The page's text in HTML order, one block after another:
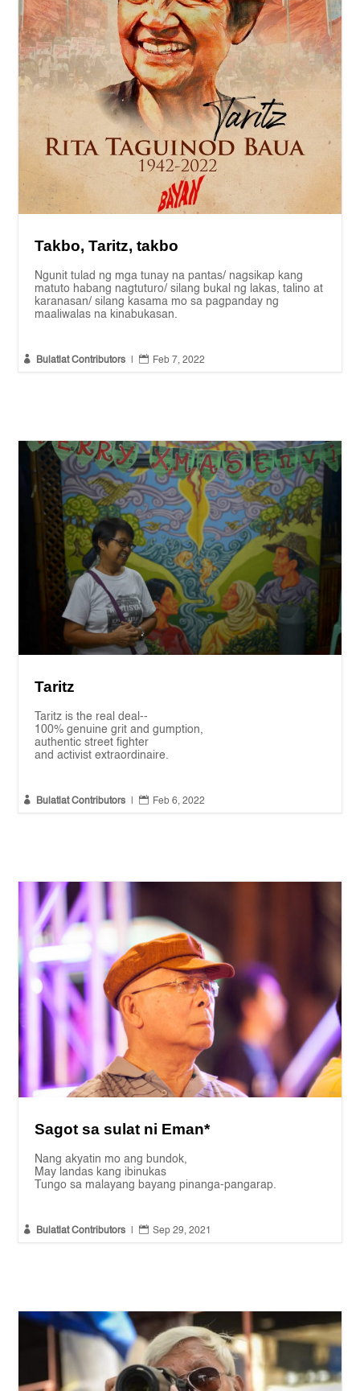
Takbo, Taritz, takbo
Ngunit tulad ng mga tunay na pantas/ nagsikap kang
matuto habang nagtuturo/ silang bukal ng lakas, talino at
karanasan/ silang kasama mo sa pagpanday ng
maaliwalas na kinabukasan.
 Bulatlat Contributors  Feb 7, 2022
Taritz
Taritz is the real deal--
100% genuine grit and gumption,
authentic street fighter
and activist extraordinaire.
 Bulatlat Contributors  Feb 6, 2022
Sagot sa sulat ni Eman*
Nang akyatin mo ang bundok,
May landas kang ibinukas
Tungo sa malayang bayang pinanga-pangarap.
 Bulatlat Contributors  Sep 29, 2021